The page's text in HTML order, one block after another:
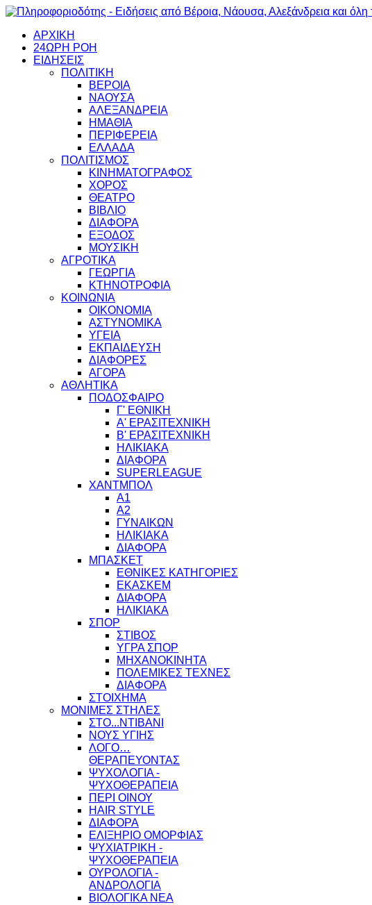
ΑΡΧΙΚΗ
24ΩΡΗ ΡΟΗ
ΕΙΔΗΣΕΙΣ
ΠΟΛΙΤΙΚΗ
ΒΕΡΟΙΑ
ΝΑΟΥΣΑ
ΑΛΕΞΑΝΔΡΕΙΑ
ΗΜΑΘΙΑ
ΠΕΡΙΦΕΡΕΙΑ
ΕΛΛΑΔΑ
ΠΟΛΙΤΙΣΜΟΣ
ΚΙΝΗΜΑΤΟΓΡΑΦΟΣ
ΧΟΡΟΣ
ΘΕΑΤΡΟ
ΒΙΒΛΙΟ
ΔΙΑΦΟΡΑ
ΕΞΟΔΟΣ
ΜΟΥΣΙΚΗ
ΑΓΡΟΤΙΚΑ
ΓΕΩΡΓΙΑ
ΚΤΗΝΟΤΡΟΦΙΑ
ΚΟΙΝΩΝΙΑ
ΟΙΚΟΝΟΜΙΑ
ΑΣΤΥΝΟΜΙΚΑ
ΥΓΕΙΑ
ΕΚΠΑΙΔΕΥΣΗ
ΔΙΑΦΟΡΕΣ
ΑΓΟΡΑ
ΑΘΛΗΤΙΚΑ
ΠΟΔΟΣΦΑΙΡΟ
Γ' ΕΘΝΙΚΗ
Α' ΕΡΑΣΙΤΕΧΝΙΚΗ
Β' ΕΡΑΣΙΤΕΧΝΙΚΗ
ΗΛΙΚΙΑΚΑ
ΔΙΑΦΟΡΑ
SUPERLEAGUE
ΧΑΝΤΜΠΟΛ
Α1
Α2
ΓΥΝΑΙΚΩΝ
ΗΛΙΚΙΑΚΑ
ΔΙΑΦΟΡΑ
ΜΠΑΣΚΕΤ
ΕΘΝΙΚΕΣ ΚΑΤΗΓΟΡΙΕΣ
ΕΚΑΣΚΕΜ
ΔΙΑΦΟΡΑ
ΗΛΙΚΙΑΚΑ
ΣΠΟΡ
ΣΤΙΒΟΣ
ΥΓΡΑ ΣΠΟΡ
ΜΗΧΑΝΟΚΙΝΗΤΑ
ΠΟΛΕΜΙΚΕΣ ΤΕΧΝΕΣ
ΔΙΑΦΟΡΑ
ΣΤΟΙΧΗΜΑ
ΜΟΝΙΜΕΣ ΣΤΗΛΕΣ
ΣΤΟ...ΝΤΙΒΑΝΙ
ΝΟΥΣ ΥΓΙΗΣ
ΛΟΓΟ…
ΘΕΡΑΠΕΥΟΝΤΑΣ
ΨΥΧΟΛΟΓΙΑ -
ΨΥΧΟΘΕΡΑΠΕΙΑ
ΠΕΡΙ ΟΙΝΟΥ
HAIR STYLE
ΔΙΑΦΟΡΑ
ΕΛΙΞΗΡΙΟ ΟΜΟΡΦΙΑΣ
ΨΥΧΙΑΤΡΙΚΗ -
ΨΥΧΟΘΕΡΑΠΕΙΑ
ΟΥΡΟΛΟΓΙΑ -
ΑΝΔΡΟΛΟΓΙΑ
ΒΙΟΛΟΓΙΚΑ ΝΕΑ